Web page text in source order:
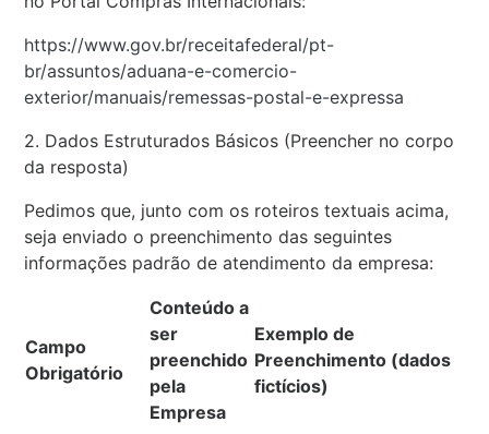
https://www.gov.br/receitafederal/pt-
br/assuntos/aduana-e-comercio-
exterior/manuais/remessas-postal-e-expressa
2. Dados Estruturados Básicos (Preencher no corpo
da resposta)
Pedimos que, junto com os roteiros textuais acima,
seja enviado o preenchimento das seguintes
informações padrão de atendimento da empresa:
Campo
Obrigatório
Conteúdo a
ser
preenchido
pela
Empresa
Exemplo de
Preenchimento (dados
fictícios)